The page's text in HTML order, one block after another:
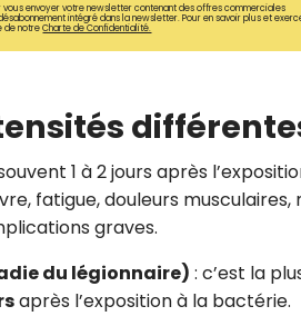
envoyer votre newsletter contenant des offres commerciales
intégré dans la newsletter. Pour en savoir plus et
de notreCharte de Confidentialité.
1 à 2 jours après
fatigue, douleurs musculaires,
graves.
du légionnaire) : c’est la
après l’exposition à la bactérie.
Recevez
recettes inédites de
!
Ainsi que la newsletter